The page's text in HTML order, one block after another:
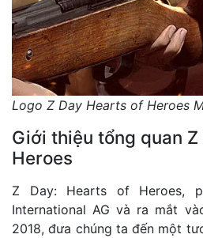
Logo Z Day Hearts of Heroes
Giới thiệu tổng quan
Heroes
Z Day: Hearts of Heroes,
International AG và ra mắt
2018, đưa chúng ta đến một